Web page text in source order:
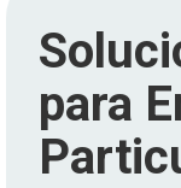
para